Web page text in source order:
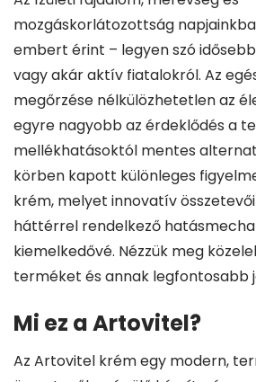
mozgáskorlátozottság
embert érint – legyen szó
vagy akár aktív fiatalokról. Az
megőrzése nélkülözhetetlen az
egyre nagyobb az érdeklődés a
mellékhatásoktól mentes
körben kapott különleges
krém, melyet innovatív
háttérrel rendelkező
kiemelkedővé. Nézzük meg
terméket és annak legfontosabb
Mi ez a Artovitel?
Az Artovitel krém egy modern,